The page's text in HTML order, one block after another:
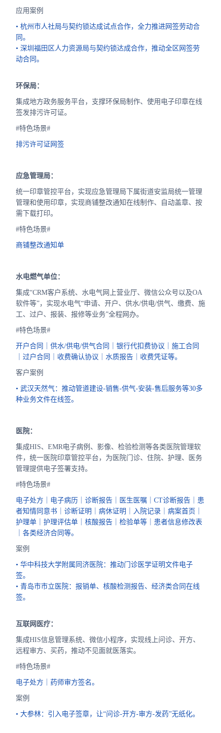
应用案例
• 杭州市人社局与契约锁达成试点合作，全力推进网签劳动合
同。
• 深圳福田区人力资源局与契约锁达成合作，推动全区网签劳
动合同。
环保局：
集成地方政务服务平台，支撑环保局制作、使用电子印章在线
签发排污许可证。
#特色场景#
排污许可证网签
应急管理局：
统一印章管控平台，实现应急管理局下属街道安监局统一管理
管理和使用印章，实现商铺整改通知在线制作、自动盖章、按
需下载打印。
#特色场景#
商铺整改通知单
水电燃气单位：
集成“CRM客户系统、水电气网上营业厅、微信公众号以及OA
软件等”，实现水电气“申请、开户、供水/供电/供气、缴费、施
工、过户、报装、报修等业务”全程网办。
#特色场景#
开户合同｜供水/供电/供气合同｜银行代扣费协议｜施工合同
｜过户合同｜收费确认协议｜水质报告｜收费凭证等。
客户案例
• 武汉天然气：推动管道建设-销售-供气-安装-售后服务等30多
种业务文件在线签。
医院：
集成HIS、EMR电子病例、影像、检验检测等各类医院管理软
件，统一医院印章管控平台，为医院门诊、住院、护理、医务
管理提供电子签署支持。
#特色场景#
电子处方｜电子病历｜诊断报告｜医生医嘱｜CT诊断报告｜患
者知情同意书｜诊断证明｜病休证明｜入院记录｜病案首页｜
护理单｜护理评估单｜核酸报告｜检验单等｜患者信息修改表
｜各类经济合同等。
案例
• 华中科技大学附属同济医院：推动门诊医学证明文件电子
签。
• 青岛市市立医院：报销单、核酸检测报告、经济类合同在线
签。
互联网医疗：
集成HIS信息管理系统、微信小程序，实现线上问诊、开方、
远程审方、买药，推动不见面就医落实。
#特色场景#
电子处方｜药师审方签名。
案例
• 大参林：引入电子签章，让“问诊-开方-审方-发药”无纸化。